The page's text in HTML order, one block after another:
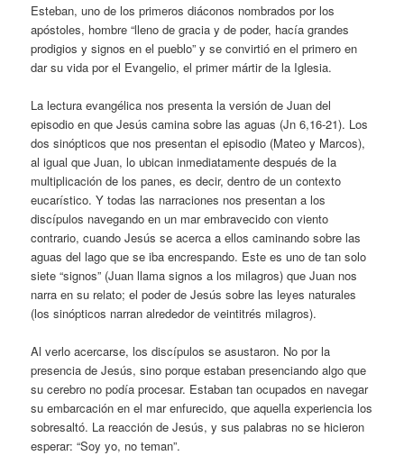
Esteban, uno de los primeros diáconos nombrados por los
apóstoles, hombre “lleno de gracia y de poder, hacía grandes
prodigios y signos en el pueblo” y se convirtió en el primero en
dar su vida por el Evangelio, el primer mártir de la Iglesia.
La lectura evangélica nos presenta la versión de Juan del
episodio en que Jesús camina sobre las aguas (Jn 6,16-21). Los
dos sinópticos que nos presentan el episodio (Mateo y Marcos),
al igual que Juan, lo ubican inmediatamente después de la
multiplicación de los panes, es decir, dentro de un contexto
eucarístico. Y todas las narraciones nos presentan a los
discípulos navegando en un mar embravecido con viento
contrario, cuando Jesús se acerca a ellos caminando sobre las
aguas del lago que se iba encrespando. Este es uno de tan solo
siete “signos” (Juan llama signos a los milagros) que Juan nos
narra en su relato; el poder de Jesús sobre las leyes naturales
(los sinópticos narran alrededor de veintitrés milagros).
Al verlo acercarse, los discípulos se asustaron. No por la
presencia de Jesús, sino porque estaban presenciando algo que
su cerebro no podía procesar. Estaban tan ocupados en navegar
su embarcación en el mar enfurecido, que aquella experiencia los
sobresaltó. La reacción de Jesús, y sus palabras no se hicieron
esperar: “Soy yo, no teman”.